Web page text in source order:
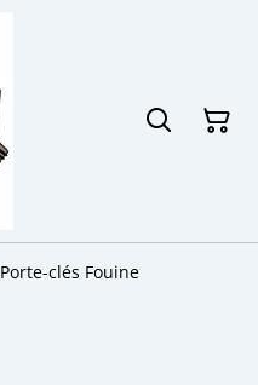
Porte-clés Fouine